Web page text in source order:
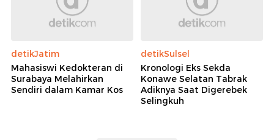
detikJatim
Mahasiswi Kedokteran di
Surabaya Melahirkan
Sendiri dalam Kamar Kos
detikSulsel
Kronologi Eks Sekda
Konawe Selatan Tabrak
Adiknya Saat Digerebek
Selingkuh